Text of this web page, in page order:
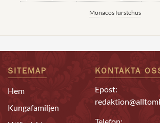
Monacos furstehus
SITEMAP
Hem
Kungafamiljen
KONTAKTA
Epost: